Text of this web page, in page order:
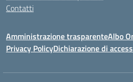
Contatti
Amministrazione trasparenteAlbo
Privacy PolicyDichiarazione di